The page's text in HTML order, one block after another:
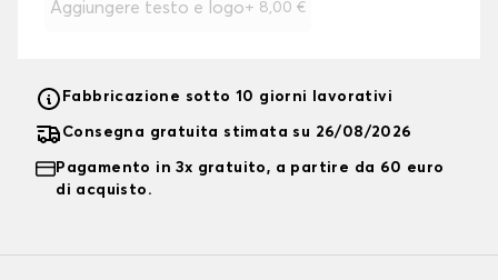
Aggiungere testo e logo+ 8,00 €
Fabbricazione sotto 10 giorni lavorativi
Consegna gratuita stimata su 26/08/2026
Pagamento in 3x gratuito, a partire da 60 euro
di acquisto.